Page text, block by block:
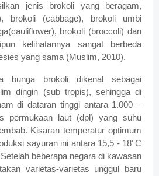
jenis brokoli yang beragam,
brokoli (cabbage), brokoli umbi
brokoli (broccoli) dan
kelihatannya sangat berbeda
yang sama (Muslim, 2010).
bunga brokoli dikenal sebagai
dingin (sub tropis), sehingga di
di dataran tinggi antara 1.000 –
permukaan laut (dpl) yang suhu
Kisaran temperatur optimum
sayuran ini antara 15,5 - 18°C
beberapa negara di kawasan
varietas-varietas unggul baru